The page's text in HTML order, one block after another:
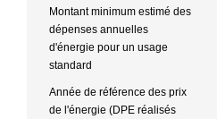
Montant minimum estimé des
dépenses annuelles
d'énergie pour un usage
standard
Année de référence des prix
de l'énergie (DPE réalisés